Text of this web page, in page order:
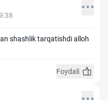
shashlik tarqatishdi alloh
Foydali